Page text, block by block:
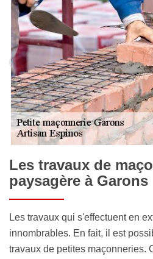
Les travaux de
paysagère à Garons
Les travaux qui s'effectuent en
innombrables. En fait, il est
travaux de petites maçonneries.